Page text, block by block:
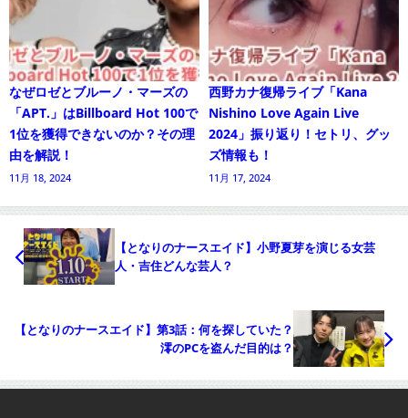
なぜロゼとブルーノ・マーズの
「APT.」はBillboard Hot 100で
1位を獲得できないのか？その理
由を解説！
11月 18, 2024
西野カナ復帰ライブ「Kana
Nishino Love Again Live
2024」振り返り！セトリ、グッ
ズ情報も！
11月 17, 2024
【となりのナースエイド】小野夏芽を演じる女芸
人・吉住どんな芸人？
【となりのナースエイド】第3話：何を探していた？
澪のPCを盗んだ目的は？